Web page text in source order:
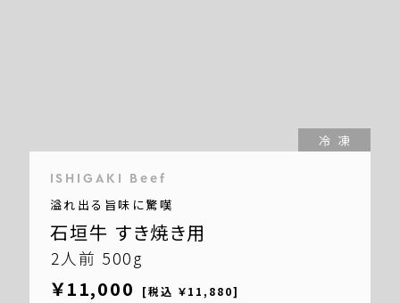
冷凍
ISHIGAKI Beef
溢れ出る旨味に驚嘆
石垣牛 すき焼き用
2人前 500g
￥11,000 [税込 ￥11,880]